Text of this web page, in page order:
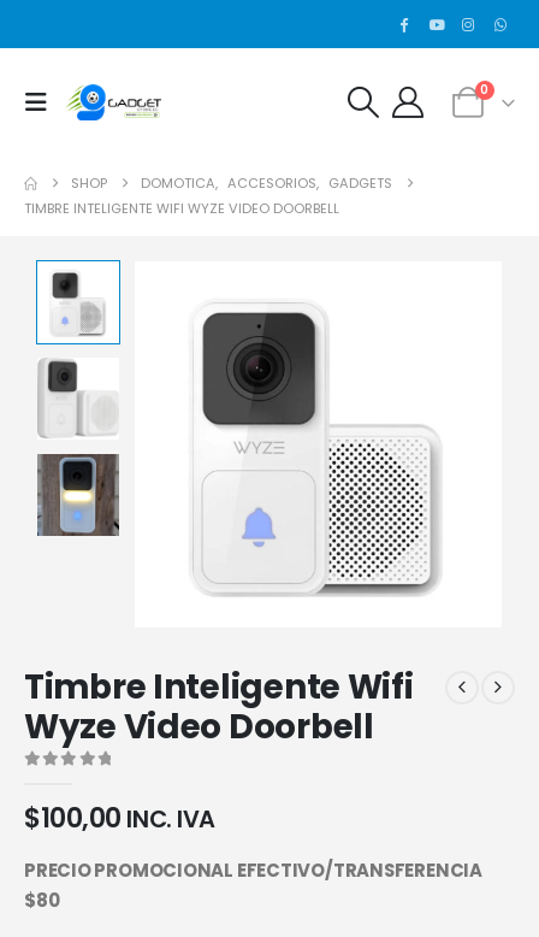
0
SHOP DOMOTICA, ACCESORIOS, GADGETS
TIMBRE INTELIGENTE WIFI WYZE VIDEO DOORBELL
Timbre Inteligente Wifi
Wyze Video Doorbell
$100,00 INC. IVA
PRECIO PROMOCIONAL EFECTIVO/TRANSFERENCIA
$80